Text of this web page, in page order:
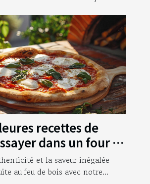
recettes de
dans un four à
et la saveur inégalée
au feu de bois avec notre...